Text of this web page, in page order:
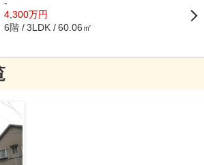
-
4,300万円
6階 3LDK 60.06㎡